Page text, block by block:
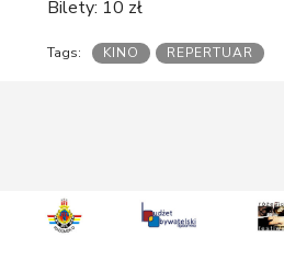
Bilety: 10 zł
Tags: KINO REPERTUAR